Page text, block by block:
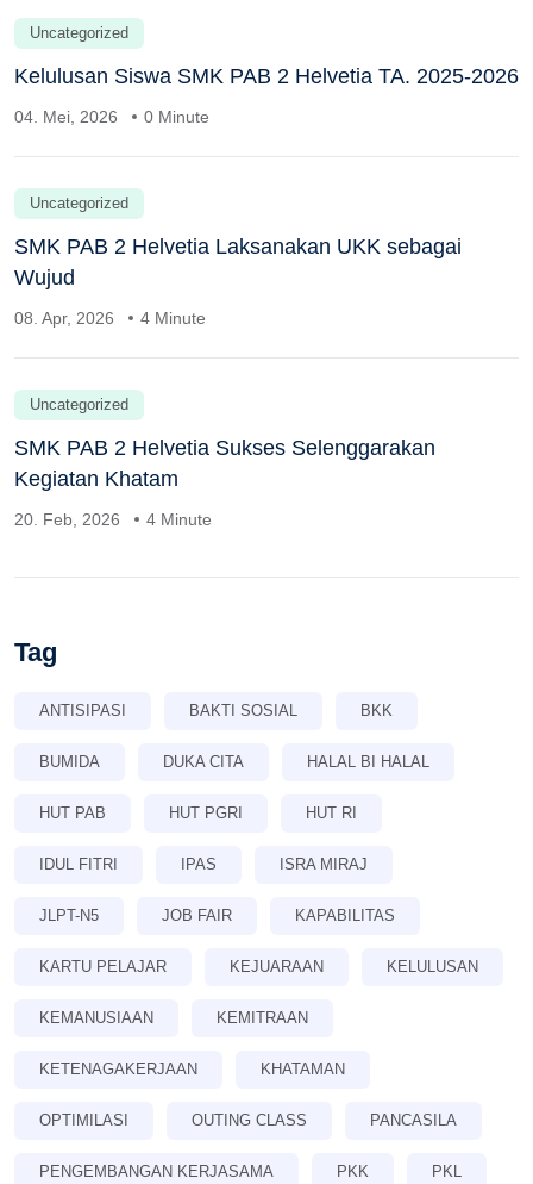
Uncategorized
Kelulusan Siswa SMK PAB 2 Helvetia TA. 2025-2026
04. Mei, 2026 0 Minute
Uncategorized
SMK PAB 2 Helvetia Laksanakan UKK sebagai
Wujud
08. Apr, 2026 4 Minute
Uncategorized
SMK PAB 2 Helvetia Sukses Selenggarakan
Kegiatan Khatam
20. Feb, 2026 4 Minute
Tag
ANTISIPASI BAKTI SOSIAL BKK
BUMIDA DUKA CITA HALAL BI HALAL
HUT PAB HUT PGRI HUT RI
IDUL FITRI IPAS ISRA MIRAJ
JLPT-N5 JOB FAIR KAPABILITAS
KARTU PELAJAR KEJUARAAN KELULUSAN
KEMANUSIAAN KEMITRAAN
KETENAGAKERJAAN KHATAMAN
OPTIMILASI OUTING CLASS PANCASILA
PENGEMBANGAN KERJASAMA PKK PKL